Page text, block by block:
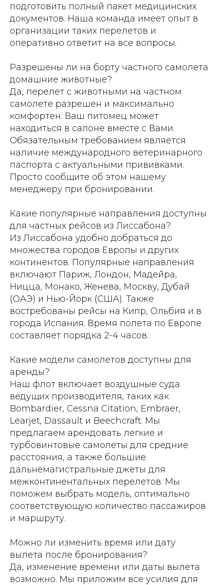
подготовить полный пакет медицинских
документов. Наша команда имеет опыт в
организации таких перелетов и
оперативно ответит на все вопросы.
Разрешены ли на борту частного самолета
домашние животные?
Да, перелет с животными на частном
самолете разрешен и максимально
комфортен. Ваш питомец может
находиться в салоне вместе с Вами.
Обязательным требованием является
наличие международного ветеринарного
паспорта с актуальными прививками.
Просто сообщите об этом нашему
менеджеру при бронировании.
Какие популярные направления доступны
для частных рейсов из Лиссабона?
Из Лиссабона удобно добраться до
множества городов Европы и других
континентов. Популярные направления
включают Париж, Лондон, Мадейра,
Ницца, Монако, Женева, Москву, Дубай
(ОАЭ) и Нью-Йорк (США). Также
востребованы рейсы на Кипр, Ольбия и в
города Испания. Время полета по Европе
составляет порядка 2-4 часов.
Какие модели самолетов доступны для
аренды?
Наш флот включает воздушные суда
ведущих производителя, таких как
Bombardier, Cessna Citation, Embraer,
Learjet, Dassault и Beechcraft. Мы
предлагаем арендовать легкие и
турбовинтовые самолеты для средние
расстояния, а также большие
дальнемагистральные джеты для
межконтинентальных перелетов. Мы
поможем выбрать модель, оптимально
соответствующую количество пассажиров
и маршруту.
Можно ли изменить время или дату
вылета после бронирования?
Да, изменение времени или даты вылета
возможно. Мы приложим все усилия для